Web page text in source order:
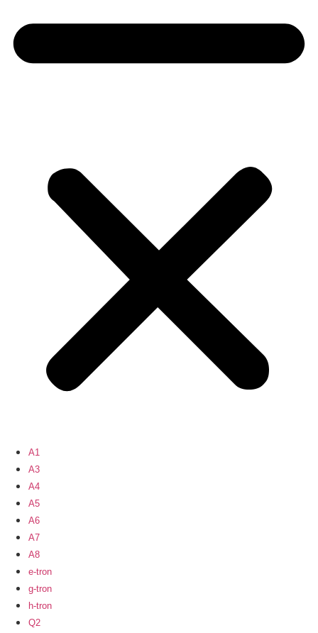
A1
A3
A4
A5
A6
A7
A8
e-tron
g-tron
h-tron
Q2